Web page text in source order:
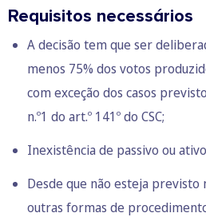
Requisitos necessários
A decisão tem que ser
menos 75% dos votos
com exceção dos casos
n.º1 do art.º 141º do CSC;
Inexistência de passivo ou
Desde que não esteja previsto
outras formas de